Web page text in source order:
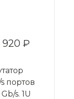
920 ₽
портов
s. 1U